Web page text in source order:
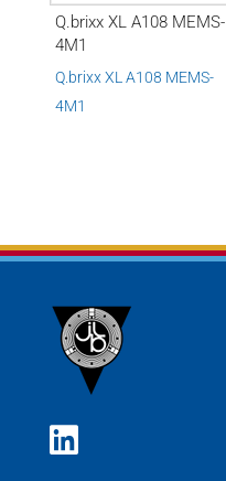
Q.brixx XL A108 MEMS-
4M1
Q.brixx XL A108 MEMS-
4M1